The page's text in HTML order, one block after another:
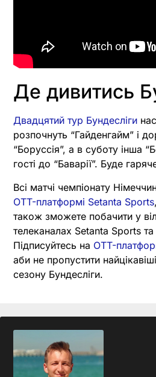
Де дивитись
Двадцятий тур Бундесліги
розпочнуть “Гайденгайм” і
“Боруссія”, а в суботу інша
гості до “Баварії”. Буде
Всі матчі чемпіонату
OTT-платформі Setanta Sports
також зможете побачити у
телеканалах Setanta Sports
Підписуйтесь на OTT-
аби не пропустити
сезону Бундесліги.